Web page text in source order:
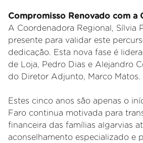
Compromisso Renovado com a
A Coordenadora Regional, Sílvia
presente para validar este
dedicação. Esta nova fase é
de Loja, Pedro Dias e Alejandro
do Diretor Adjunto, Marco Matos.
Estes cinco anos são apenas o
Faro continua motivada para
financeira das famílias algarvias
aconselhamento especializado e